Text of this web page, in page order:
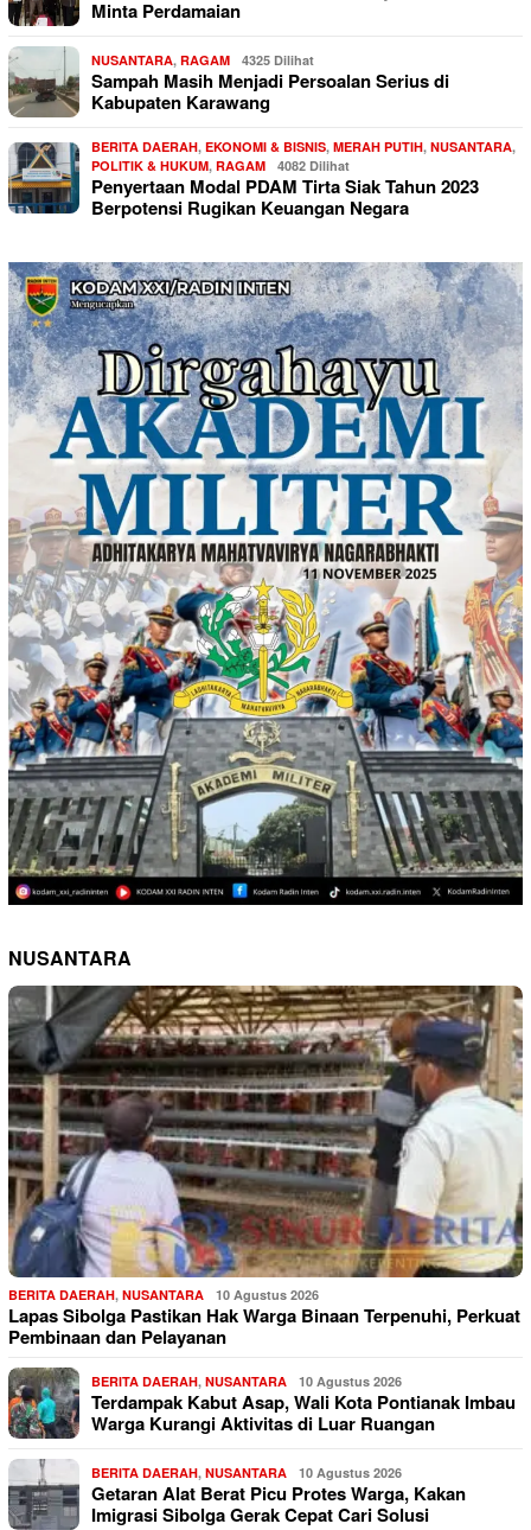
Minta Perdamaian
NUSANTARA, RAGAM 4325 Dilihat
Sampah Masih Menjadi Persoalan Serius di
Kabupaten Karawang
BERITA DAERAH, EKONOMI & BISNIS, MERAH PUTIH, NUSANTARA,
POLITIK & HUKUM, RAGAM 4082 Dilihat
Penyertaan Modal PDAM Tirta Siak Tahun 2023
Berpotensi Rugikan Keuangan Negara
NUSANTARA
BERITA DAERAH, NUSANTARA 10 Agustus 2026
Lapas Sibolga Pastikan Hak Warga Binaan Terpenuhi, Perkuat
Pembinaan dan Pelayanan
BERITA DAERAH, NUSANTARA 10 Agustus 2026
Terdampak Kabut Asap, Wali Kota Pontianak Imbau
Warga Kurangi Aktivitas di Luar Ruangan
BERITA DAERAH, NUSANTARA 10 Agustus 2026
Getaran Alat Berat Picu Protes Warga, Kakan
Imigrasi Sibolga Gerak Cepat Cari Solusi